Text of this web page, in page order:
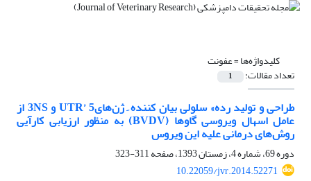
کلیدواژه‌ها =عفونت‌
تعداد مقالات: 1
طراحی و تولید رده»‌ سلولی بیان کننده ِ ژن‌های‌UTR’ 5 و ‌3NS از
عامل اسهال ویروسی گاوها ‌(BVDV)‌ به منظور ارزیابی کارآیی
روش‌های درمانی علیه این ویروس
دوره 69، شماره 4، زمستان 1393، صفحه
311-323
10.22059/jvr.2014.52271